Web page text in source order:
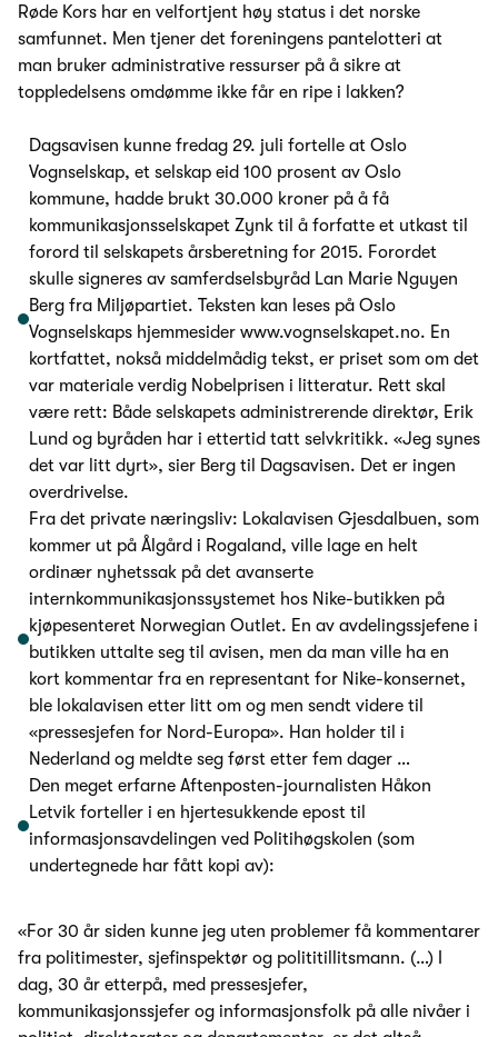
Røde Kors har en velfortjent høy status i det norske
samfunnet. Men tjener det foreningens pantelotteri at
man bruker administrative ressurser på å sikre at
toppledelsens omdømme ikke får en ripe i lakken?
Dagsavisen kunne fredag 29. juli fortelle at Oslo
Vognselskap, et selskap eid 100 prosent av Oslo
kommune, hadde brukt 30.000 kroner på å få
kommunikasjonsselskapet Zynk til å forfatte et utkast til
forord til selskapets årsberetning for 2015. Forordet
skulle signeres av samferdselsbyråd Lan Marie Nguyen
Berg fra Miljøpartiet. Teksten kan leses på Oslo
Vognselskaps hjemmesider www.vognselskapet.no. En
kortfattet, nokså middelmådig tekst, er priset som om det
var materiale verdig Nobelprisen i litteratur. Rett skal
være rett: Både selskapets administrerende direktør, Erik
Lund og byråden har i ettertid tatt selvkritikk. «Jeg synes
det var litt dyrt», sier Berg til Dagsavisen. Det er ingen
overdrivelse.
Fra det private næringsliv: Lokalavisen Gjesdalbuen, som
kommer ut på Ålgård i Rogaland, ville lage en helt
ordinær nyhetssak på det avanserte
internkommunikasjonssystemet hos Nike-butikken på
kjøpesenteret Norwegian Outlet. En av avdelingssjefene i
butikken uttalte seg til avisen, men da man ville ha en
kort kommentar fra en representant for Nike-konsernet,
ble lokalavisen etter litt om og men sendt videre til
«pressesjefen for Nord-Europa». Han holder til i
Nederland og meldte seg først etter fem dager …
Den meget erfarne Aftenposten-journalisten Håkon
Letvik forteller i en hjertesukkende epost til
informasjonsavdelingen ved Politihøgskolen (som
undertegnede har fått kopi av):
«For 30 år siden kunne jeg uten problemer få kommentarer
fra politimester, sjefinspektør og polititillitsmann. (…) I
dag, 30 år etterpå, med pressesjefer,
kommunikasjonssjefer og informasjonsfolk på alle nivåer i